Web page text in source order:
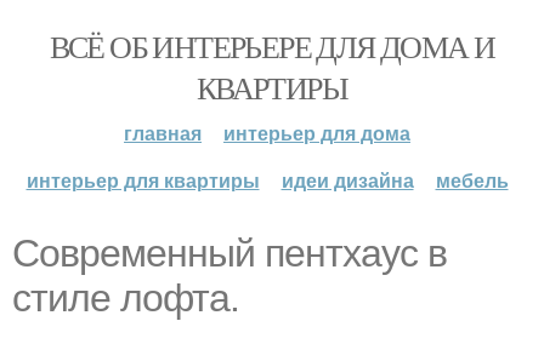
ВСЁ ОБ ИНТЕРЬЕРЕ ДЛЯ ДОМА И
КВАРТИРЫ
главная
интерьер для дома
интерьер для квартиры
идеи дизайна мебель
Современный пентхауc в
стиле лофта.